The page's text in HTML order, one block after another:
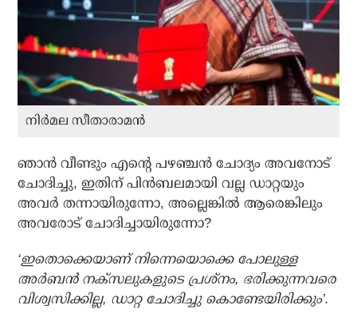
നിര്‍മല സീതാരാമന്‍
ഞാന്‍ വീണ്ടും എന്റെ പഴഞ്ചന്‍ ചോദ്യം അവനോട്
ചോദിച്ചു, ഇതിന് പിന്‍ബലമായി വല്ല ഡാറ്റയും
അവര്‍ തന്നായിരുന്നോ, അല്ലെങ്കില്‍ ആരെങ്കിലും
അവരോട് ചോദിച്ചായിരുന്നോ?
‘ഇതൊക്കെയാണ് നിന്നെയൊക്കെ പോലുള്ള
അര്‍ബന്‍ നക്‌സലുകളുടെ പ്രശ്‌നം, ഭരിക്കുന്നവരെ
വിശ്വസിക്കില്ല, ഡാറ്റ ചോദിച്ചു കൊണ്ടേയിരിക്കും’.